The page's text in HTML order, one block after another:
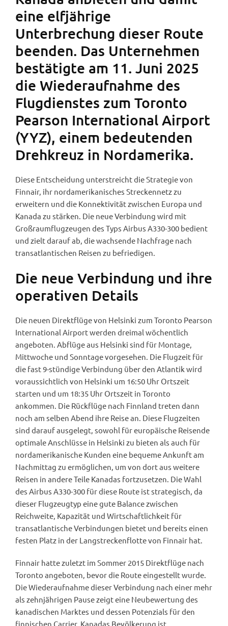
eine elfjährige
Unterbrechung dieser Route
beenden. Das Unternehmen
bestätigte am 11. Juni 2025
die Wiederaufnahme des
Flugdienstes zum Toronto
Pearson International Airport
(YYZ), einem bedeutenden
Drehkreuz in Nordamerika.
Diese Entscheidung unterstreicht die Strategie von
Finnair, ihr nordamerikanisches Streckennetz zu
erweitern und die Konnektivität zwischen Europa und
Kanada zu stärken. Die neue Verbindung wird mit
Großraumflugzeugen des Typs Airbus A330-300 bedient
und zielt darauf ab, die wachsende Nachfrage nach
transatlantischen Reisen zu befriedigen.
Die neue Verbindung und ihre
operativen Details
Die neuen Direktflüge von Helsinki zum Toronto Pearson
International Airport werden dreimal wöchentlich
angeboten. Abflüge aus Helsinki sind für Montage,
Mittwoche und Sonntage vorgesehen. Die Flugzeit für
die fast 9-stündige Verbindung über den Atlantik wird
voraussichtlich von Helsinki um 16:50 Uhr Ortszeit
starten und um 18:35 Uhr Ortszeit in Toronto
ankommen. Die Rückflüge nach Finnland treten dann
noch am selben Abend ihre Reise an. Diese Flugzeiten
sind darauf ausgelegt, sowohl für europäische Reisende
optimale Anschlüsse in Helsinki zu bieten als auch für
nordamerikanische Kunden eine bequeme Ankunft am
Nachmittag zu ermöglichen, um von dort aus weitere
Reisen in andere Teile Kanadas fortzusetzen. Die Wahl
des Airbus A330-300 für diese Route ist strategisch, da
dieser Flugzeugtyp eine gute Balance zwischen
Reichweite, Kapazität und Wirtschaftlichkeit für
transatlantische Verbindungen bietet und bereits einen
festen Platz in der Langstreckenflotte von Finnair hat.
Finnair hatte zuletzt im Sommer 2015 Direktflüge nach
Toronto angeboten, bevor die Route eingestellt wurde.
Die Wiederaufnahme dieser Verbindung nach einer mehr
als zehnjährigen Pause zeigt eine Neubewertung des
kanadischen Marktes und dessen Potenzials für den
finnischen Carrier. Kanadas Bevölkerung ist